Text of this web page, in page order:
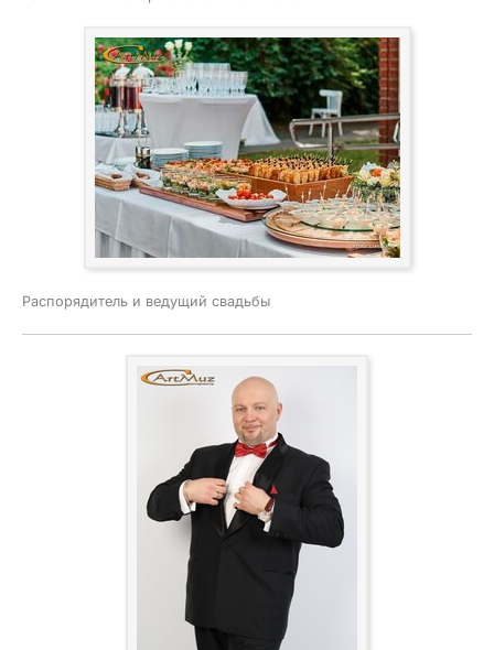
Распорядитель и ведущий свадьбы